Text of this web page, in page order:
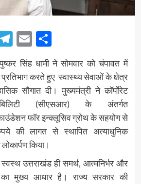
Telegram
EmailShare
सिंह धामी ने सोमवार को चंपावत में
करते हुए स्वास्थ्य सेवाओं के क्षेत्र
सौगात दी। मुख्यमंत्री ने कॉर्पाेरेट
(सीएसआर) के अंतर्गत
फॉर इन्क्लूसिव ग्रोथ के सहयोग से
की लागत से स्थापित अत्याधुनिक
किया।
उत्तराखंड ही समर्थ, आत्मनिर्भर और
का मुख्य आधार है। राज्य सरकार की